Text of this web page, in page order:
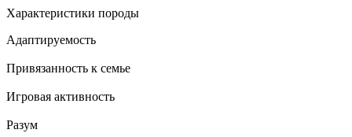
Характеристики породы
Адаптируемость
Привязанность к семье
Игровая активность
Разум